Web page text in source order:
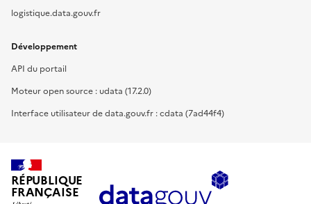
logistique.data.gouv.fr
Développement
API du portail
Moteur open source : udata (17.2.0)
Interface utilisateur de data.gouv.fr : cdata (7ad44f4)
RÉPUBLIQUE
FRANÇAISE